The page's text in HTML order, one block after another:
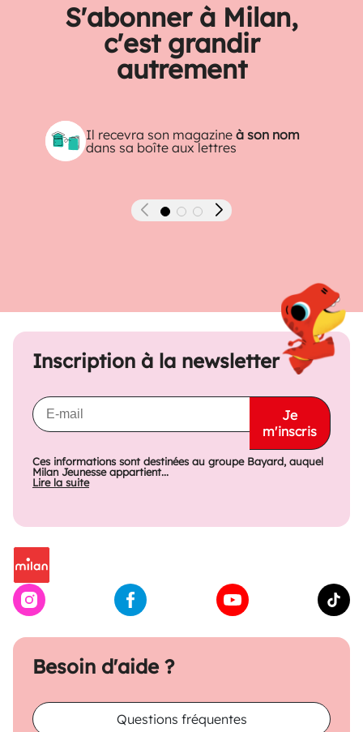
S'abonner à Milan,
c'est grandir
autrement
Il recevra son magazineà son nom
dans sa boîte aux lettres
Précédent Suivant
Besoin d'aide ?
Questions fréquentes
Inscription à la newsletter
Je
m'inscris
Ces informations sont destinées au groupe Bayard, auquel
Milan Jeunesse appartient...
Lire la suite